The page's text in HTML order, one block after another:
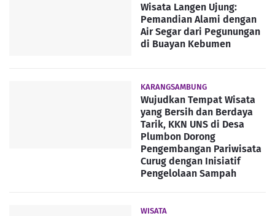
Wisata Langen Ujung:
Pemandian Alami dengan
Air Segar dari Pegunungan
di Buayan Kebumen
KARANGSAMBUNG
Wujudkan Tempat Wisata
yang Bersih dan Berdaya
Tarik, KKN UNS di Desa
Plumbon Dorong
Pengembangan Pariwisata
Curug dengan Inisiatif
Pengelolaan Sampah
WISATA